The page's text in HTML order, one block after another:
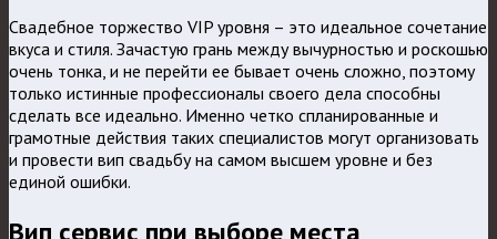
Свадебное торжество VIP уровня – это идеальное сочетание
вкуса и стиля. Зачастую грань между вычурностью и роскошью
очень тонка, и не перейти ее бывает очень сложно, поэтому
только истинные профессионалы своего дела способны
сделать все идеально. Именно четко спланированные и
грамотные действия таких специалистов могут организовать
и провести вип свадьбу на самом высшем уровне и без
единой ошибки.
Вип сервис при выборе места